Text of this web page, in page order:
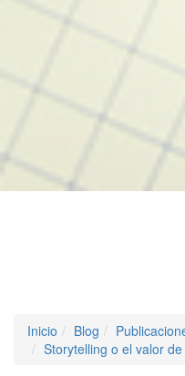
Inicio Blog
Storytelling o el valor